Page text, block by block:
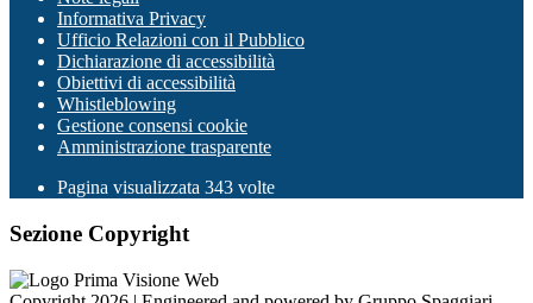
Informativa Privacy
Ufficio Relazioni con il Pubblico
Dichiarazione di accessibilità
Obiettivi di accessibilità
Whistleblowing
Gestione consensi cookie
Amministrazione trasparente
Pagina visualizzata 343 volte
Sezione Copyright